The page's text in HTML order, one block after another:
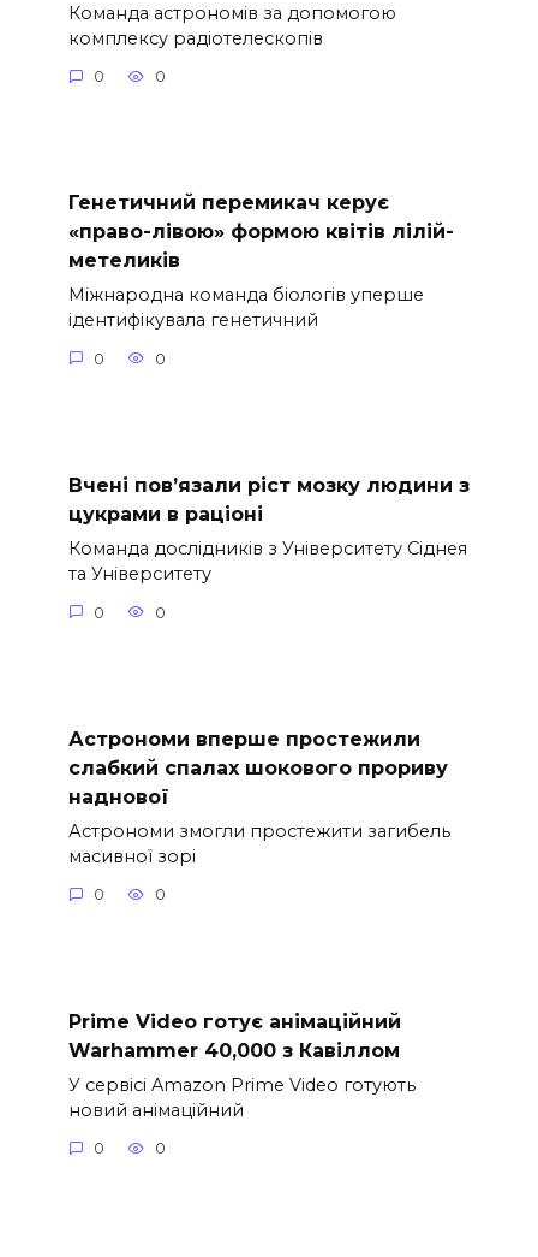
Команда астрономів за допомогою
комплексу радіотелескопів
0 0
Генетичний перемикач керує
«право-лівою» формою квітів лілій-
метеликів
Міжнародна команда біологів уперше
ідентифікувала генетичний
0 0
Вчені пов’язали ріст мозку людини з
цукрами в раціоні
Команда дослідників з Університету Сіднея
та Університету
0 0
Астрономи вперше простежили
слабкий спалах шокового прориву
наднової
Астрономи змогли простежити загибель
масивної зорі
0 0
Prime Video готує анімаційний
Warhammer 40,000 з Кавіллом
У сервісі Amazon Prime Video готують
новий анімаційний
0 0